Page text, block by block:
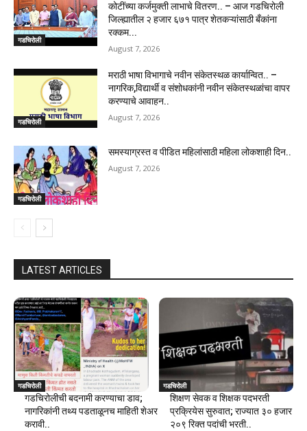
गडचिरोली
कोटींच्या कर्जमुक्ती लाभाचे वितरण.. – आज गडचिरोली
जिल्ह्यातील २ हजार ६७१ पात्र शेतकऱ्यांसाठी बँकांना
रक्कम...
August 7, 2026
गडचिरोली
मराठी भाषा विभागाचे नवीन संकेतस्थळ कार्यान्वित.. –
नागरिक,विद्यार्थी व संशोधकांनी नवीन संकेतस्थळांचा वापर
करण्याचे आवाहन..
August 7, 2026
गडचिरोली
समस्याग्रस्त व पीडित महिलांसाठी महिला लोकशाही दिन..
August 7, 2026
LATEST ARTICLES
गडचिरोली
गडचिरोलीची बदनामी करण्याचा डाव;
नागरिकांनी तथ्य पडताळूनच माहिती शेअर
करावी..
गडचिरोली
शिक्षण सेवक व शिक्षक पदभरती
प्रक्रियेस सुरुवात; राज्यात ३० हजार
२०९ रिक्त पदांची भरती..